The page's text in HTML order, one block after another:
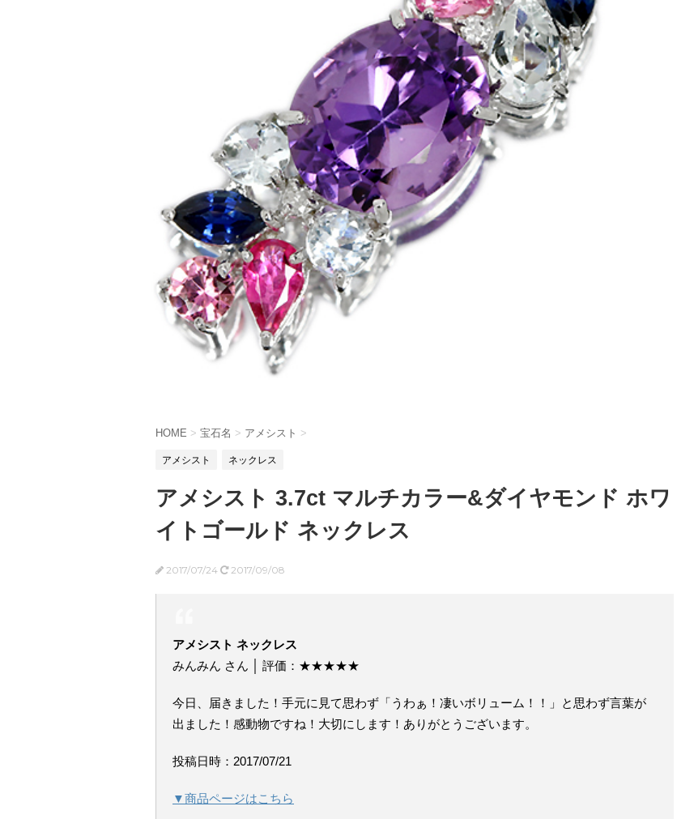
HOME > 宝石名 > アメシスト >
アメシスト ネックレス
アメシスト 3.7ct マルチカラー&ダイヤモンド ホワ
イトゴールド ネックレス
2017/07/24 2017/09/08
アメシスト ネックレス
みんみん さん │ 評価：★★★★★
今日、届きました！手元に見て思わず「うわぁ！凄いボリューム！！」と思わず言葉が
出ました！感動物ですね！大切にします！ありがとうございます。
投稿日時：2017/07/21
▼商品ページはこちら